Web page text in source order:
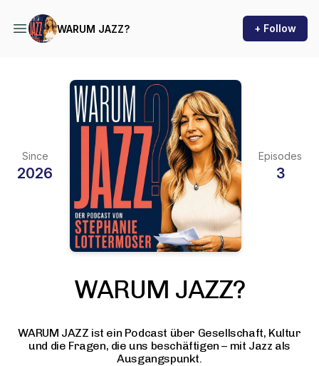
WARUM JAZZ? + Follow
Since
2026
Episodes
3
WARUM JAZZ?
WARUM JAZZ ist ein Podcast über Gesellschaft, Kultur
und die Fragen, die uns beschäftigen – mit Jazz als
Ausgangspunkt.